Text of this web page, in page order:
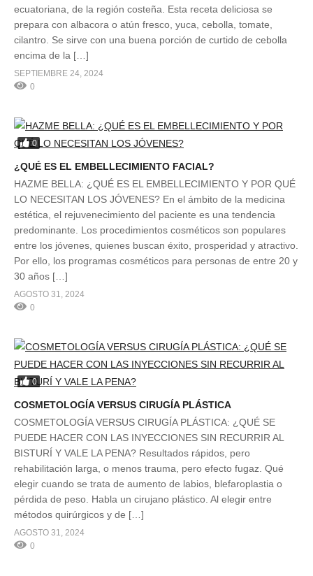
ecuatoriana, de la región costeña. Esta receta deliciosa se
prepara con albacora o atún fresco, yuca, cebolla, tomate,
cilantro. Se sirve con una buena porción de curtido de cebolla
encima de la […]
SEPTIEMBRE 24, 2024
0
0
¿QUÉ ES EL EMBELLECIMIENTO FACIAL?
HAZME BELLA: ¿QUÉ ES EL EMBELLECIMIENTO Y POR QUÉ
LO NECESITAN LOS JÓVENES? En el ámbito de la medicina
estética, el rejuvenecimiento del paciente es una tendencia
predominante. Los procedimientos cosméticos son populares
entre los jóvenes, quienes buscan éxito, prosperidad y atractivo.
Por ello, los programas cosméticos para personas de entre 20 y
30 años […]
AGOSTO 31, 2024
0
0
COSMETOLOGÍA VERSUS CIRUGÍA PLÁSTICA
COSMETOLOGÍA VERSUS CIRUGÍA PLÁSTICA: ¿QUÉ SE
PUEDE HACER CON LAS INYECCIONES SIN RECURRIR AL
BISTURÍ Y VALE LA PENA? Resultados rápidos, pero
rehabilitación larga, o menos trauma, pero efecto fugaz. Qué
elegir cuando se trata de aumento de labios, blefaroplastia o
pérdida de peso. Habla un cirujano plástico. Al elegir entre
métodos quirúrgicos y de […]
AGOSTO 31, 2024
0